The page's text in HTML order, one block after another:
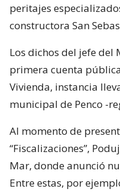
peritajes
constructora San
Los dichos del jefe del
primera cuenta
Vivienda, instancia
municipal de Penco -
Al momento de
“Fiscalizaciones”,
Mar, donde anunció
Entre estas, por